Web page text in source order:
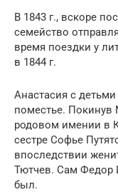
В 1843 г., вскоре
семейство
время поездки у
в 1844 г.
Анастасия с детьми
поместье. Покинув
родовом имении в
сестре Софье
впоследствии
Тютчев. Сам Федор
был.